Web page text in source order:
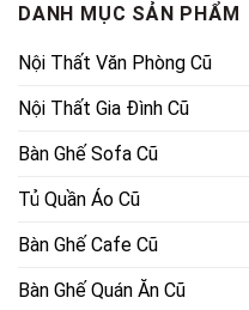
DANH MỤC SẢN PHẨM
Nội Thất Văn Phòng Cũ
Nội Thất Gia Đình Cũ
Bàn Ghế Sofa Cũ
Tủ Quần Áo Cũ
Bàn Ghế Cafe Cũ
Bàn Ghế Quán Ăn Cũ